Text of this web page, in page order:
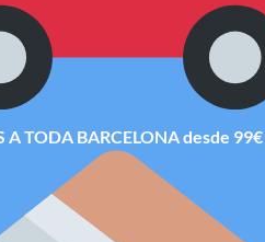
A TODA BARCELONA desde 99€